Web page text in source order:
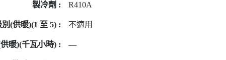
R410A
不適用
—